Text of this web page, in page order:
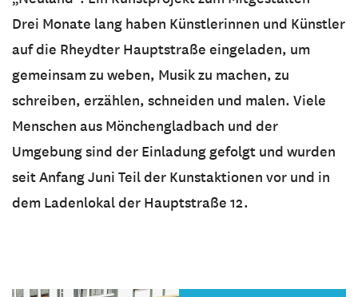
Drei Monate lang haben Künstlerinnen und Künstler
auf die Rheydter Hauptstraße eingeladen, um
gemeinsam zu weben, Musik zu machen, zu
schreiben, erzählen, schneiden und malen. Viele
Menschen aus Mönchengladbach und der
Umgebung sind der Einladung gefolgt und wurden
seit Anfang Juni Teil der Kunstaktionen vor und in
dem Ladenlokal der Hauptstraße 12.